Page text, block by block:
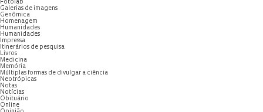
Fotolab
Galerias de imagens
Genômica
Homenagem
Humanidades
Humanidades
Impressa
Itinerários de pesquisa
Livros
Medicina
Memória
Múltiplas formas de divulgar a ciência
Neotrópicas
Notas
Notícias
Obituário
Online